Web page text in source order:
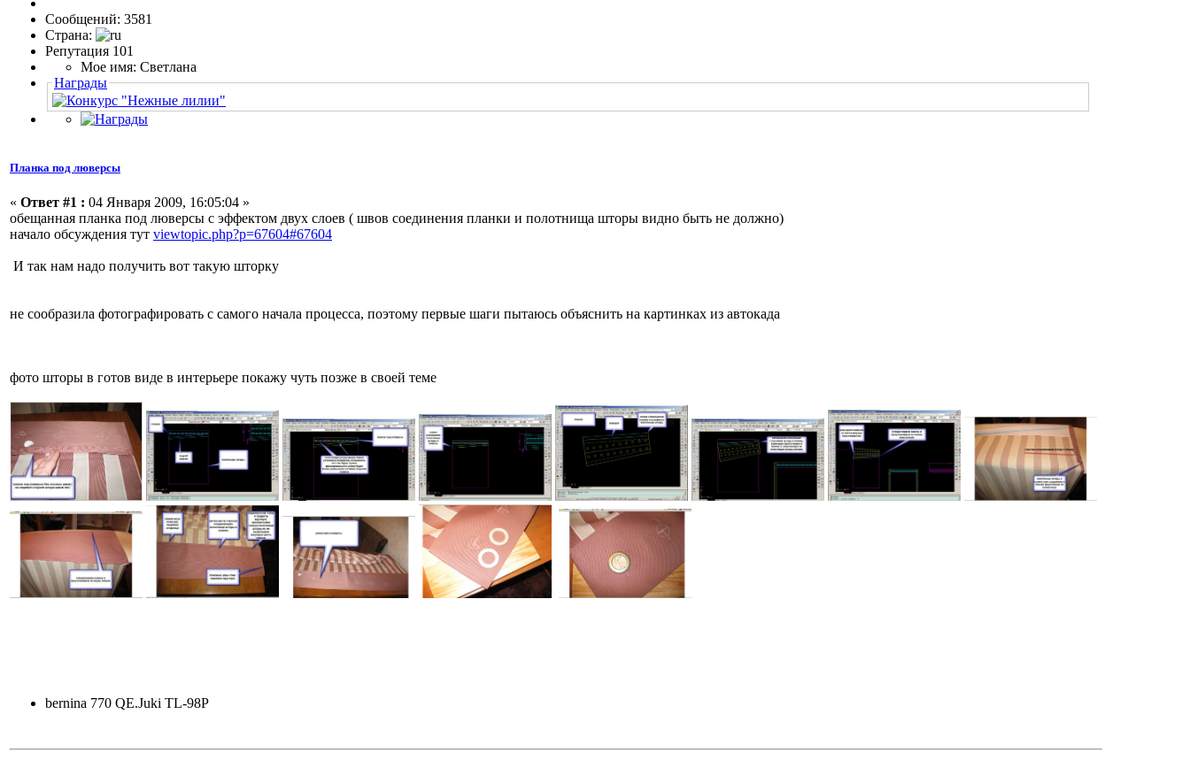
Сообщений: 3581
Страна:
Репутация 101
Мое имя: Светлана
Награды
Планка под люверсы
« Ответ #1 : 04 Января 2009, 16:05:04 »
обещанная планка под люверсы с эффектом двух слоев ( швов соединения планки и полотнища шторы видно быть не должно)
начало обсуждения тут viewtopic.php?p=67604#67604
И так нам надо получить вот такую шторку
не сообразила фотографировать с самого начала процесса, поэтому первые шаги пытаюсь объяснить на картинках из автокада
фото шторы в готов виде в интерьере покажу чуть позже в своей теме
bernina 770 QE.Juki TL-98P